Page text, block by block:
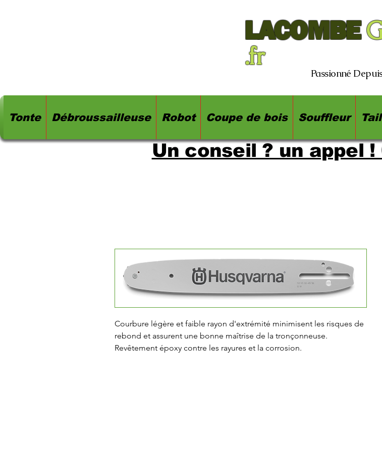
LACOMBE
.fr
Passionné
Tonte Débroussailleuse Robot Coupe de bois Souffleur
Un conseil ? un appel !
Courbure légère et faible rayon d'extrémité minimisent les risques de
rebond et assurent une bonne maîtrise de la tronçonneuse.
Revêtement époxy contre les rayures et la corrosion.